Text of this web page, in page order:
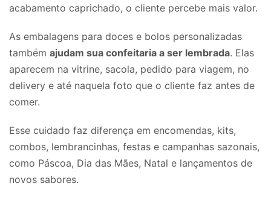
acabamento caprichado, o cliente percebe mais valor.
As embalagens para doces e bolos personalizadas
também ajudam sua confeitaria a ser lembrada. Elas
aparecem na vitrine, sacola, pedido para viagem, no
delivery e até naquela foto que o cliente faz antes de
comer.
Esse cuidado faz diferença em encomendas, kits,
combos, lembrancinhas, festas e campanhas sazonais,
como Páscoa, Dia das Mães, Natal e lançamentos de
novos sabores.